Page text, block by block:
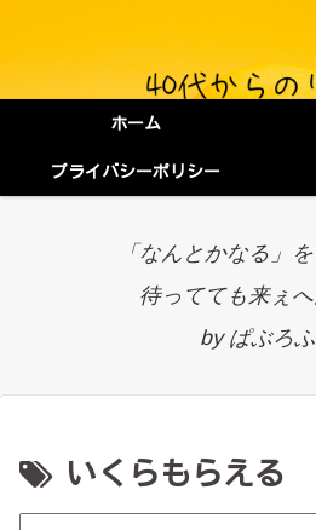
ホーム
プライバシーポリシー
「なんとかなる」
待ってても来ぇへ
by ぱぶろふ
いくらもらえる